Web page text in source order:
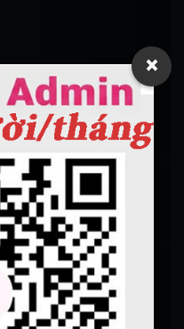
1999 (trọn bộ)
triều 1)
phần 1
×